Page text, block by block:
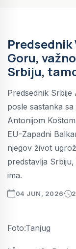
Predsednik
Goru,
Srbiju,
Predsednik Srbije
posle sastanka
Antonijom
EU-Zapadni
njegov život
predstavlja
ima.
04 JUN, 2026
Foto:Tanjug